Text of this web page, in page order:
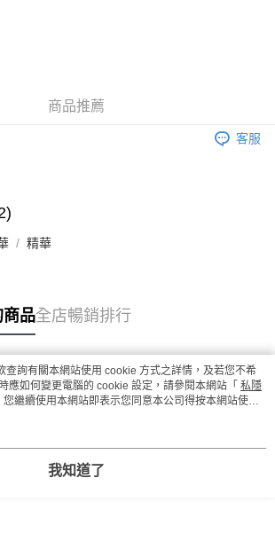
並不會安排重寄
商品推薦
客服
精華
商品全店暢銷排行
查詢有關本網站使用 cookie 方式之詳情，及若您不希
應如何變更電腦的 cookie 設定，請參閱本網站「 私隱
您繼續使用本網站即表示您同意本公司得按本網站使用
。
我知道了